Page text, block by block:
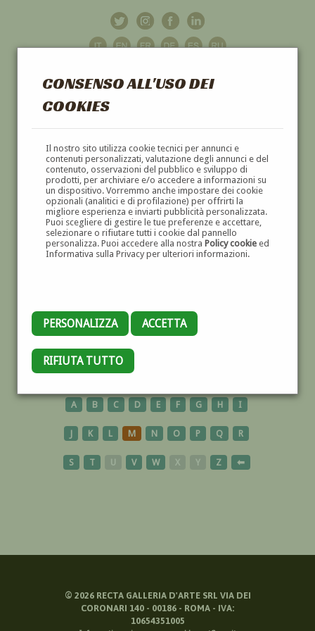
CONSENSO ALL'USO DEI
COOKIES
Il nostro sito utilizza cookie tecnici per annunci e
contenuti personalizzati, valutazione degli annunci e del
contenuto, osservazioni del pubblico e sviluppo di
prodotti, per archiviare e/o accedere a informazioni su
un dispositivo. Vorremmo anche impostare dei cookie
opzionali (analitici e di profilazione) per offrirti la
migliore esperienza e inviarti pubblicità personalizzata.
Puoi scegliere di gestire le tue preferenze e accettare,
selezionare o rifiutare tutti i cookie dal pannello
personalizza. Puoi accedere alla nostra Policy cookieed
Informativa sulla Privacy per ulteriori informazioni.
PERSONALIZZA ACCETTA
RIFIUTA TUTTO
GALLERIAD'ARTE
DIPINTI E SCULTURE '800 E '900
CAVALESE
A B C D E F G H I
J K L M N O P Q R
S T U V W X Y Z ⬅
© 2026RECTA GALLERIA D'ARTE SRL VIA DEI
CORONARI 140 - 00186 - ROMA - IVA:
10654351005